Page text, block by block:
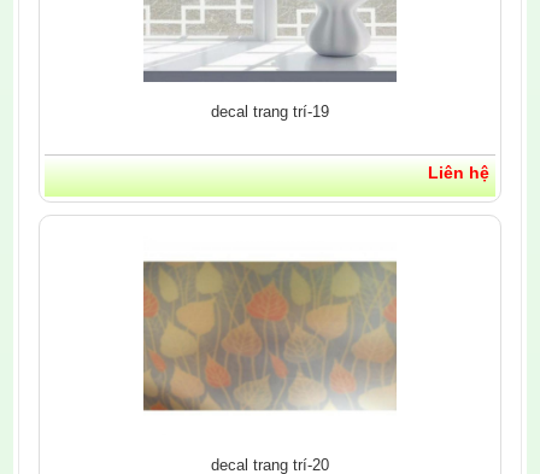
decal trang trí-19
Liên hệ
decal trang trí-20